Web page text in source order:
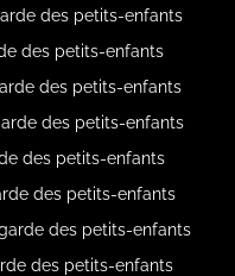
des petits-enfants
des petits-enfants
des petits-enfants
des petits-enfants
des petits-enfants
des petits-enfants
des petits-enfants
des petits-enfants